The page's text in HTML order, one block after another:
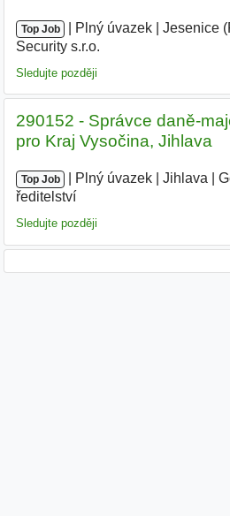
Top Job Plný úvazek Jesenice
Security s.r.o.
Sledujte později
290152 - Správce daně-
pro Kraj Vysočina, Jihlava
Top Job Plný úvazek Jihlava
ředitelství
Sledujte později